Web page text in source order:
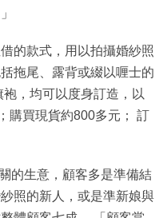
的款式，用以拍攝婚紗照
拖尾、露背或綴以喱士的
，均可以度身訂造，以
購買現貨約800多元； 訂
的生意，顧客多是準備結
照的新人，或是準新娘與